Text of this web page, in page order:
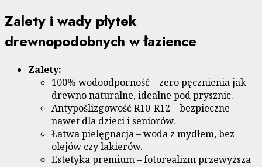
Zalety i wady płytek
drewnopodobnych w łazience
Zalety:
100% wodoodporność – zero pęcznienia jak
drewno naturalne, idealne pod prysznic.
Antypoślizgowość R10-R12 – bezpieczne
nawet dla dzieci i seniorów.
Łatwa pielęgnacja – woda z mydłem, bez
olejów czy lakierów.
Estetyka premium – fotorealizm przewyższa